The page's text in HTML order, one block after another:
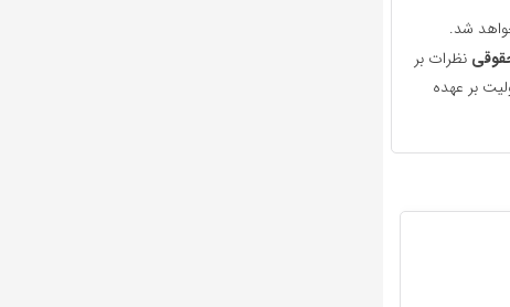
شد.
نظرات بر
بر عهده